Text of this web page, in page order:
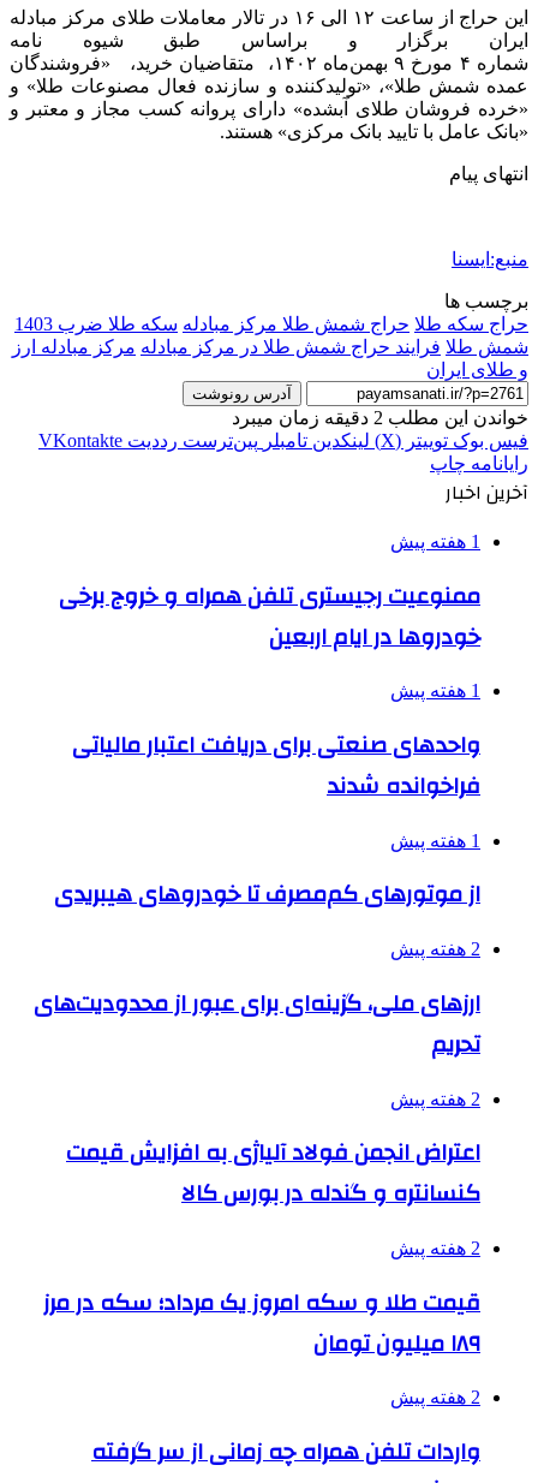
این حراج از ساعت ۱۲ الی ۱۶ در تالار معاملات طلای مرکز مبادله
ایران برگزار و براساس طبق شیوه نامه
شماره ۴ مورخ ۹ بهمن‌ماه ۱۴۰۲، متقاضیان خرید، «فروشندگان
عمده شمش طلا»، «تولیدکننده و سازنده فعال مصنوعات طلا» و
«خرده فروشان طلای آبشده» دارای پروانه کسب مجاز و معتبر و
«بانک عامل با تایید بانک مرکزی» هستند.
انتهای پیام
منبع:ایسنا
برچسب ها
حراج سکه طلا حراج شمش طلا مرکز مبادله سکه طلا ضرب 1403
شمش طلا فرایند حراج شمش طلا در مرکز مبادله مرکز مبادله ارز
و طلای ایران
آدرس رونوشت
خواندن این مطلب 2 دقیقه زمان میبرد
فیس بوک توییتر (X) لینکدین ‫تامبلر ‫پین‌ترست ‫رددیت ‫VKontakte
رایانامه چاپ
آخرین اخبار
1 هفته پیش
ممنوعیت رجیستری تلفن همراه و خروج برخی
خودروها در ایام اربعین
1 هفته پیش
واحدهای صنعتی برای دریافت اعتبار مالیاتی
فراخوانده شدند
1 هفته پیش
از موتورهای کم‌مصرف تا خودروهای هیبریدی
2 هفته پیش
ارزهای ملی، گزینه‌ای برای عبور از محدودیت‌های
تحریم
2 هفته پیش
اعتراض انجمن فولاد آلیاژی به افزایش قیمت
کنسانتره و گندله در بورس کالا
2 هفته پیش
قیمت طلا و سکه امروز یک مرداد؛ سکه در مرز
۱۸۹ میلیون تومان
2 هفته پیش
واردات تلفن همراه چه زمانی از سر گرفته